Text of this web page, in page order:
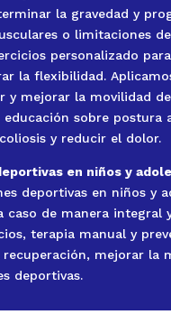
la gravedad y
o limitaciones
personalizado
la flexibilidad.
y mejorar la movilidad
sobre postura
y reducir el dolor.
en niños y
deportivas en niños y
caso de manera integral
terapia manual y
mejorar la
deportivas.